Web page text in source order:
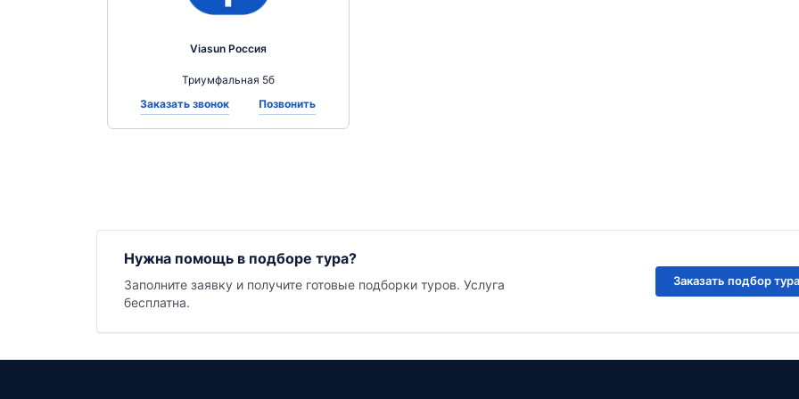
Viasun Россия
Триумфальная 5б
Заказать звонок
Позвонить
Нужна помощь в подборе тура?
Заполните заявку и получите готовые подборки туров. Услуга
бесплатна.
Заказать подбор тура